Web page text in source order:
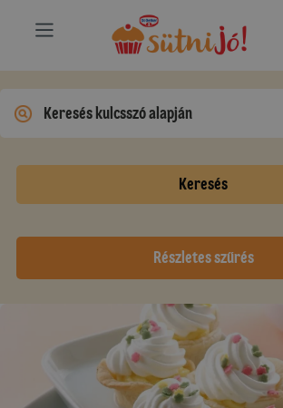
Keresés
Részletes szűrés